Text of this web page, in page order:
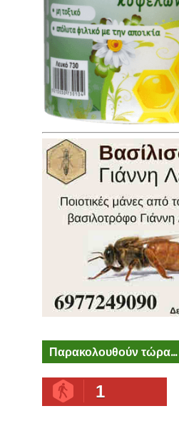
Παρακολουθούν τώρα...
1